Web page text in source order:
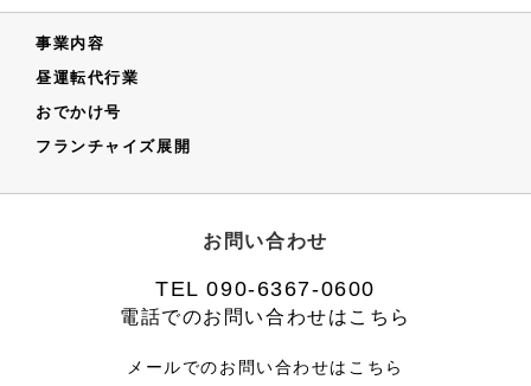
事業内容
昼運転代行業
おでかけ号
フランチャイズ展開
お問い合わせ
TEL 090-6367-0600
電話でのお問い合わせはこちら
メールでのお問い合わせは こちら